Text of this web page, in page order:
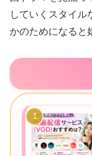
していくスタイル
かのためになる